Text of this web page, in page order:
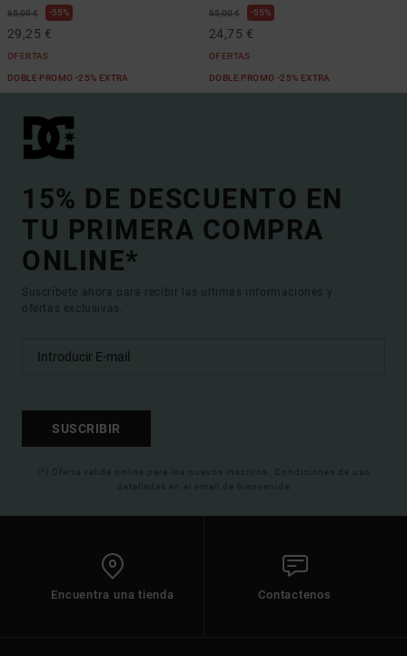
65,00 € 55%
29,25 €
OFERTAS
DOBLE PROMO -25% EXTRA
55,00 € 55%
24,75 €
OFERTAS
DOBLE PROMO -25% EXTRA
15% DE DESCUENTO EN
TU PRIMERA COMPRA
ONLINE*
Suscríbete ahora para recibir las ultimas informaciones y
ofertas exclusivas.
SUSCRIBIR
(*) Oferta valida online para los nuevos inscritos. Condiciones de uso
detalladas en el email de bienvenida
Encuentra una tienda Contactenos